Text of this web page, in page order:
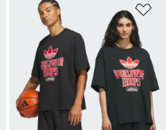
Add to Wishlist